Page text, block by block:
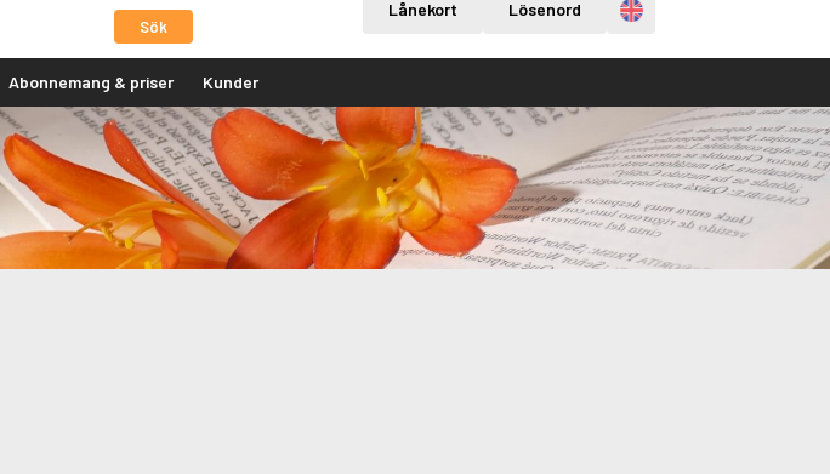
Sök
Lånekort Lösenord Engelska
Abonnemang & priser Kunder